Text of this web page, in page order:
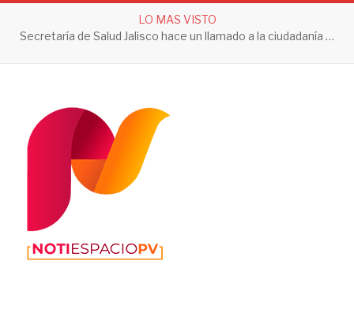
LO MAS VISTO
Secretaría de Salud Jalisco hace un llamado a la ciudadanía a tomar acciones contra el dengue en esta temporada de lluvias